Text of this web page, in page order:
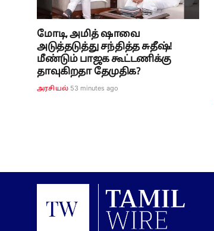
மோடி, அமித் ஷாவை
அடுத்தடுத்து சந்தித்த சுதீஷ்!
மீண்டும் பாஜக கூட்டணிக்கு
தாவுகிறதா தேமுதிக?
அரசியல் 53 minutes ago